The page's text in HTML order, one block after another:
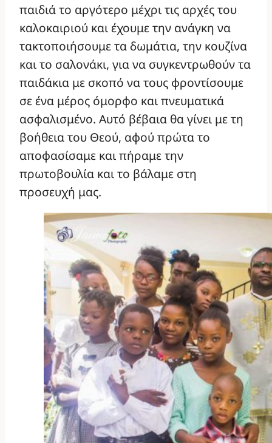
παιδιά το αργότερο μέχρι τις αρχές του
καλοκαιριού και έχουμε την ανάγκη να
τακτοποιήσουμε τα δωμάτια, την κουζίνα
και το σαλονάκι, για να συγκεντρωθούν τα
παιδάκια με σκοπό να τους φροντίσουμε
σε ένα μέρος όμορφο και πνευματικά
ασφαλισμένο. Αυτό βέβαια θα γίνει με τη
βοήθεια του Θεού, αφού πρώτα το
αποφασίσαμε και πήραμε την
πρωτοβουλία και το βάλαμε στη
προσευχή μας.